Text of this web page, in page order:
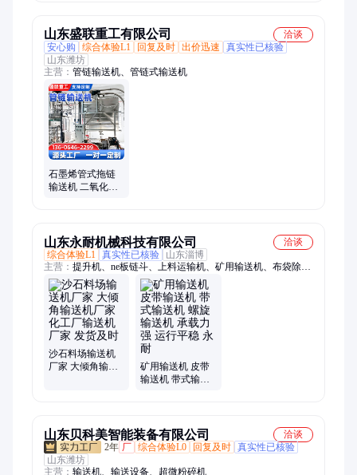
山东盛联重工有限公司
洽谈
安心购
综合体验L1 回复及时 出价迅速
真实性已核验
山东潍坊
主营： 管链输送机、管链式输送机
石墨烯管式拖链
输送机 二氧化硅
山东永耐机械科技有限公司
洽谈
综合体验L1 真实性已核验
山东淄博
主营： 提升机、ne板链斗、上料运输机、矿用输送机、布袋除尘
器、木工车间除尘
沙石料场输送机
厂家 大倾角输送
矿用输送机 皮带
输送机 带式输送
山东贝科美智能装备有限公司
洽谈
2年 厂 综合体验L0 回复及时 真实性已核验
山东潍坊
主营： 输送机、输送设备、超微粉碎机